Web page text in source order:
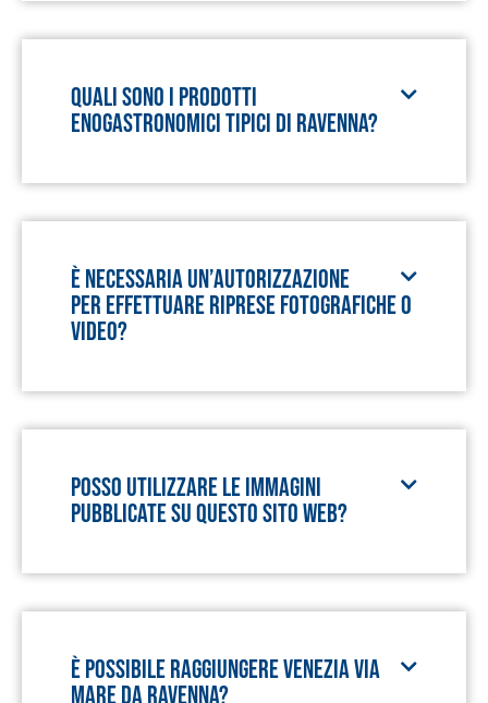
Quali sono i prodotti
enogastronomici tipici di Ravenna?
È necessaria un’autorizzazione
per effettuare riprese fotografiche o
video?
Posso utilizzare le immagini
pubblicate su questo sito web?
È possibile raggiungere Venezia via
mare da Ravenna?